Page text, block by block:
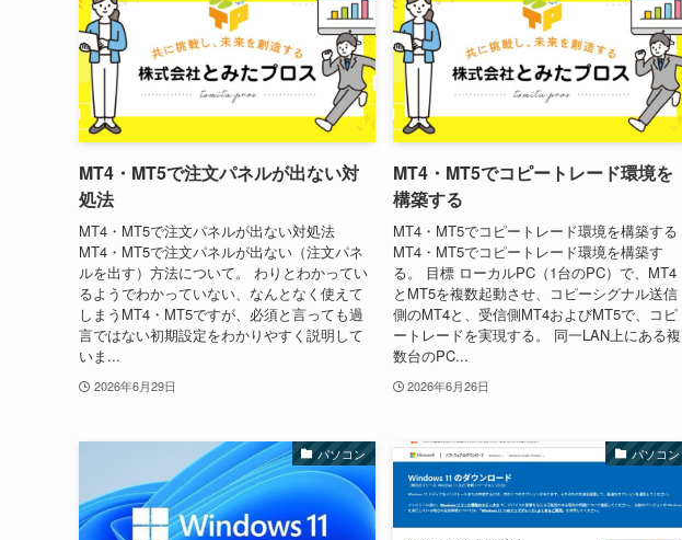
MT4・MT5で注文パネルが出ない対
処法
MT4・MT5で注文パネルが出ない対処法
MT4・MT5で注文パネルが出ない（注文パネ
ルを出す）方法について。 わりとわかってい
るようでわかっていない、なんとなく使えて
しまうMT4・MT5ですが、必須と言っても過
言ではない初期設定をわかりやすく説明して
いま...
2026年6月29日
MT4・MT5でコピートレード環境を
構築する
MT4・MT5でコピートレード環境を構築する
MT4・MT5でコピートレード環境を構築す
る。 目標 ローカルPC（1台のPC）で、MT4
とMT5を複数起動させ、コピーシグナル送信
側のMT4と、受信側MT4およびMT5で、コピ
ートレードを実現する。 同一LAN上にある複
数台のPC...
2026年6月26日
パソコン パソコン